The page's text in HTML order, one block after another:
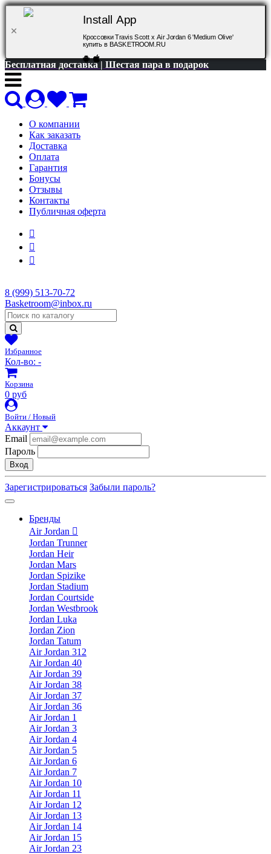
Install App
Кроссовки Travis Scott x Air Jordan 6 'Medium Olive'
купить в BASKETROOM.RU
Бесплатная доставка | Шестая пара в подарок
О компании
Как заказать
Доставка
Оплата
Гарантия
Бонусы
Отзывы
Контакты
Публичная оферта
8 (999) 513-70-72
Basketroom@inbox.ru
Избранное
Кол-во: -
Корзина
0 руб
Войти / Новый
Аккаунт
Email
Пароль
Вход
Зарегистрироваться Забыли пароль?
Бренды
Air Jordan
Jordan Trunner
Jordan Heir
Jordan Mars
Jordan Spizike
Jordan Stadium
Jordan Courtside
Jordan Westbrook
Jordan Luka
Jordan Zion
Jordan Tatum
Air Jordan 312
Air Jordan 40
Air Jordan 39
Air Jordan 38
Air Jordan 37
Air Jordan 36
Air Jordan 1
Air Jordan 3
Air Jordan 4
Air Jordan 5
Air Jordan 6
Air Jordan 7
Air Jordan 10
Air Jordan 11
Air Jordan 12
Air Jordan 13
Air Jordan 14
Air Jordan 15
Air Jordan 23